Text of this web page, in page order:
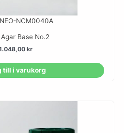
NCM0040A
Base No.2
kr
till i varukorg